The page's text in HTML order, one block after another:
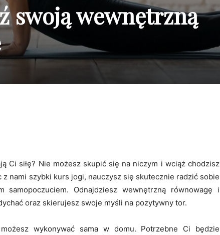
swoją wewnętrzną
Ci siłę? Nie możesz skupić się na niczym i wciąż chodzisz
z nami szybki kurs jogi, nauczysz się skutecznie radzić sobie
samopoczuciem. Odnajdziesz wewnętrzną równowagę i
oraz skierujesz swoje myśli na pozytywny tor.
wykonywać sama w domu. Potrzebne Ci będzie